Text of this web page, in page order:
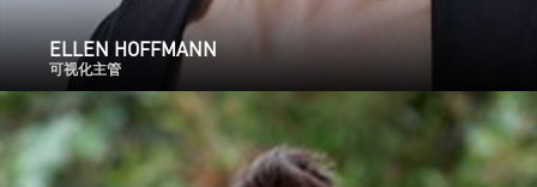
ELLEN HOFFMANN
可视化主管